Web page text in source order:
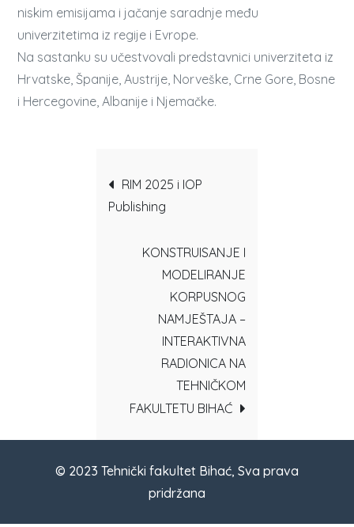
niskim emisijama i jačanje saradnje među
univerzitetima iz regije i Evrope.
Na sastanku su učestvovali predstavnici univerziteta iz
Hrvatske, Španije, Austrije, Norveške, Crne Gore, Bosne
i Hercegovine, Albanije i Njemačke.
Post
navigation
RIM 2025 i IOP
Publishing
KONSTRUISANJE I
MODELIRANJE
KORPUSNOG
NAMJEŠTAJA –
INTERAKTIVNA
RADIONICA NA
TEHNIČKOM
FAKULTETU BIHAĆ
© 2023 Tehnički fakultet Bihać, Sva prava
pridržana